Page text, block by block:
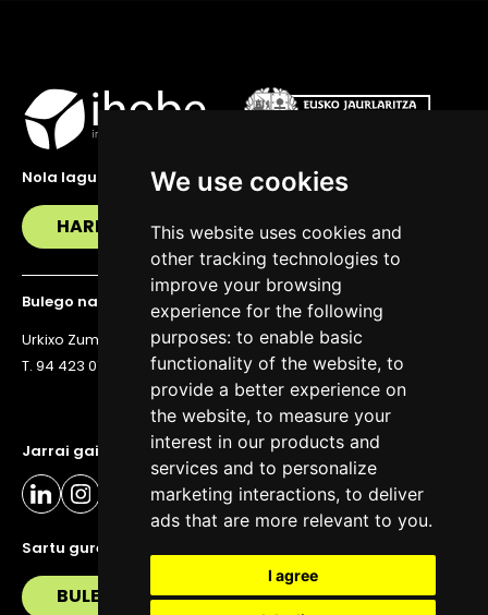
We use cookies
This website uses cookies and
other tracking technologies to
improve your browsing
experience for the following
purposes: to enable basic
functionality of the website, to
provide a better experience on
the website, to measure your
interest in our products and
services and to personalize
marketing interactions, to deliver
ads that are more relevant to you.
I agree
Jarrai gaitzazu eguneratuta egoteko
Sartu gure buletinera
BULETIN
Nola lagundu zaitzakegu?
HARREMANETAN JARRI
Bulego nagusia
Urkixo Zumarkalea 36, 6. solairua, 48011 Bilbo
T. 94 423 07 43